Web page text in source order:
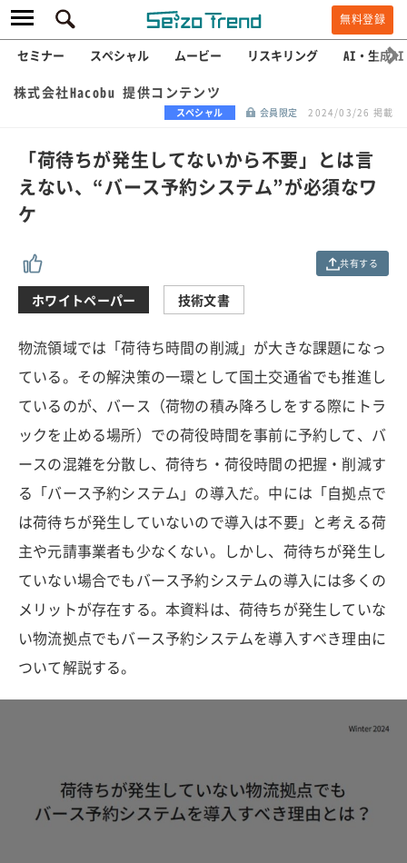
無料登録
セミナー スペシャル ムービー リスキリング AI・生成AI
株式会社Hacobu 提供コンテンツ
スペシャル 会員限定 2024/03/26 掲載
「荷待ちが発生してないから不要」とは言
えない、“バース予約システム”が必須なワ
ケ
共有する
ホワイトペーパー 技術文書
物流領域では「荷待ち時間の削減」が大きな課題になっ
ている。その解決策の一環として国土交通省でも推進し
ているのが、バース（荷物の積み降ろしをする際にトラ
ックを止める場所）での荷役時間を事前に予約して、バ
ースの混雑を分散し、荷待ち・荷役時間の把握・削減す
る「バース予約システム」の導入だ。中には「自拠点で
は荷待ちが発生していないので導入は不要」と考える荷
主や元請事業者も少なくない。しかし、荷待ちが発生し
ていない場合でもバース予約システムの導入には多くの
メリットが存在する。本資料は、荷待ちが発生していな
い物流拠点でもバース予約システムを導入すべき理由に
ついて解説する。